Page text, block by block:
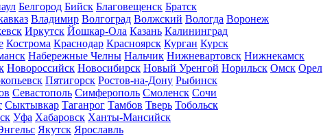
Белгород Бийск Благовещенск Братск
Владимир Волгоград Волжский Вологда Воронеж
Иркутск Йошкар-Ола Казань Калининград
Кострома Краснодар Красноярск Курган Курск
Набережные Челны Нальчик Нижневартовск Нижнекамск
Новороссийск Новосибирск Новый Уренгой Норильск Омск Орел
Пятигорск Ростов-на-Дону Рыбинск
Севастополь Симферополь Смоленск Сочи
Сыктывкар Таганрог Тамбов Тверь Тобольск
Уфа Хабаровск Ханты-Мансийск
Якутск Ярославль